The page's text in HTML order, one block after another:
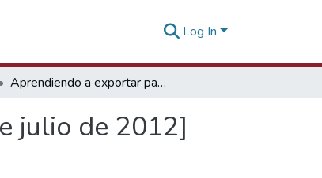
Log In
Aprendiendo a exportar paso a paso (3ra parte) [11 de julio de 2012]
julio de 2012]